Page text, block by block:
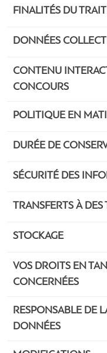
FINALITÉS DU
DONNÉES
CONTENU
CONCOURS
POLITIQUE EN
DURÉE DE
SÉCURITÉ DES
TRANSFERTS À DES
STOCKAGE
VOS DROITS EN
CONCERNÉES
RESPONSABLE DE
DONNÉES